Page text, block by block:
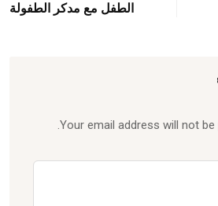
الطفل مع مدكر الطفولة
Your email address will not be